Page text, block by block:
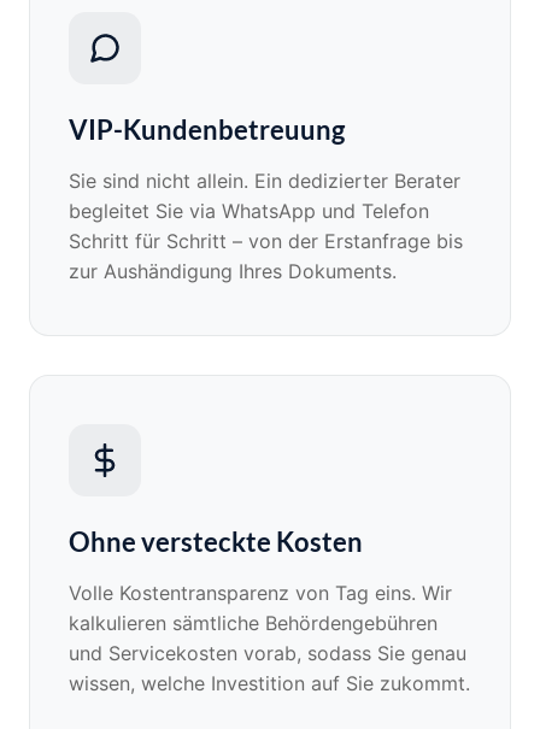
VIP-Kundenbetreuung
Sie sind nicht allein. Ein dedizierter Berater
begleitet Sie via WhatsApp und Telefon
Schritt für Schritt – von der Erstanfrage bis
zur Aushändigung Ihres Dokuments.
Ohne versteckte Kosten
Volle Kostentransparenz von Tag eins. Wir
kalkulieren sämtliche Behördengebühren
und Servicekosten vorab, sodass Sie genau
wissen, welche Investition auf Sie zukommt.